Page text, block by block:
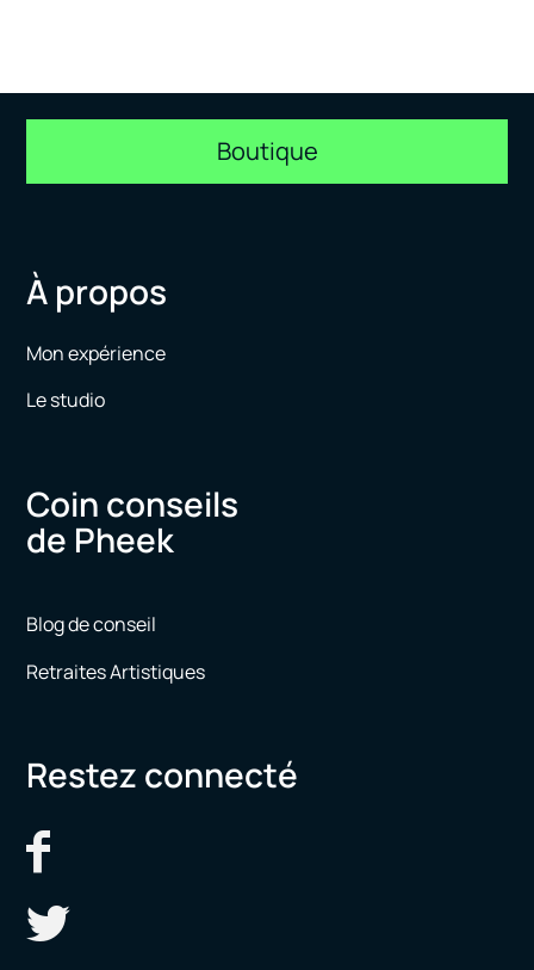
Boutique
À propos
Mon expérience
Le studio
Coin conseils
de Pheek
Blog de conseil
Retraites Artistiques
Restez connecté